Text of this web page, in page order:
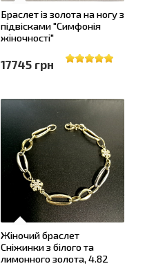
Браслет із золота на ногу з
підвісками "Симфонія
жіночності"
17745 грн
Жіночий браслет
Сніжинки з білого та
лимонного золота, 4.82